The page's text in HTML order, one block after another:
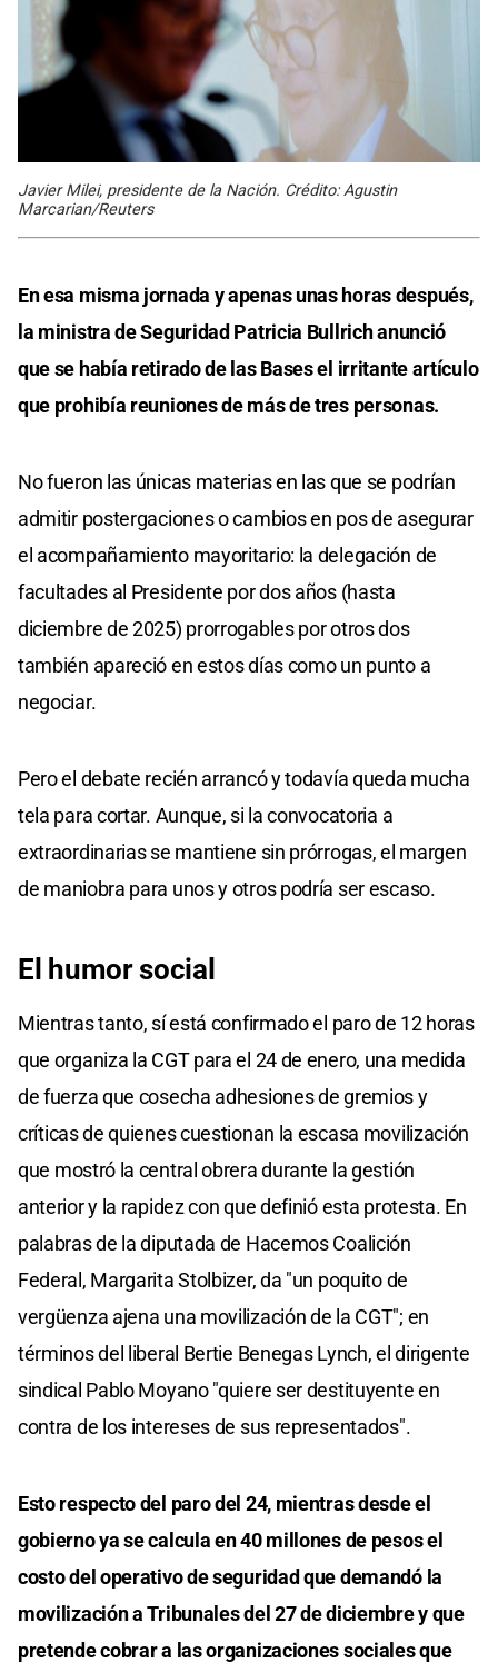
Javier Milei, presidente de la Nación. Crédito: Agustin
Marcarian/Reuters
En esa misma jornada y apenas unas horas después,
la ministra de Seguridad Patricia Bullrich anunció
que se había retirado de las Bases el irritante artículo
que prohibía reuniones de más de tres personas.
No fueron las únicas materias en las que se podrían
admitir postergaciones o cambios en pos de asegurar
el acompañamiento mayoritario: la delegación de
facultades al Presidente por dos años (hasta
diciembre de 2025) prorrogables por otros dos
también apareció en estos días como un punto a
negociar.
Pero el debate recién arrancó y todavía queda mucha
tela para cortar. Aunque, si la convocatoria a
extraordinarias se mantiene sin prórrogas, el margen
de maniobra para unos y otros podría ser escaso.
El humor social
Mientras tanto, sí está confirmado el paro de 12 horas
que organiza la CGT para el 24 de enero, una medida
de fuerza que cosecha adhesiones de gremios y
críticas de quienes cuestionan la escasa movilización
que mostró la central obrera durante la gestión
anterior y la rapidez con que definió esta protesta. En
palabras de la diputada de Hacemos Coalición
Federal, Margarita Stolbizer, da "un poquito de
vergüenza ajena una movilización de la CGT"; en
términos del liberal Bertie Benegas Lynch, el dirigente
sindical Pablo Moyano "quiere ser destituyente en
contra de los intereses de sus representados".
Esto respecto del paro del 24, mientras desde el
gobierno ya se calcula en 40 millones de pesos el
costo del operativo de seguridad que demandó la
movilización a Tribunales del 27 de diciembre y que
pretende cobrar a las organizaciones sociales que